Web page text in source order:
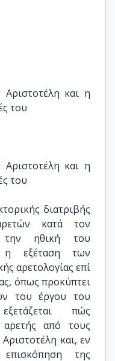
Πανεπιστήμιο
Καθηγητής
Φιλοσοφίας,
Πανεπιστήμιο
Καθηγητής,
και της
Φιλοσοφίας,
Πανεπιστήμιο
Καθηγήτρια,
Καθηγητής,
Αριστοτέλη και η
του
Αριστοτέλη και η
του
διατριβής
κατά τον
την ηθική του
η εξέταση των
αρετολογίας επί
όπως προκύπτει
του έργου του
πώς
αρετής από τους
και, εν
της